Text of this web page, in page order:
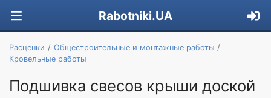
Rabotniki.UA
Расценки
Общестроительные и монтажные работы
Кровельные работы
Подшивка свесов крыши доской